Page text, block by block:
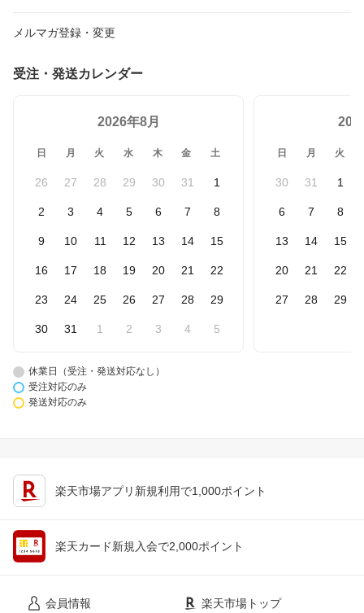
メルマガ登録・変更
受注・発送カレンダー
2026年8月
日 月 火 水 木 金 土
26 27 28 29 30 31 1
2 3 4 5 6 7 8
9 10 11 12 13 14 15
16 17 18 19 20 21 22
23 24 25 26 27 28 29
30 31 1 2 3 4 5
日 月 火
30 31 1
6 7 8
13 14 15
20 21 22
27 28 29
休業日（受注・発送対応なし）
受注対応のみ
発送対応のみ
楽天市場アプリ新規利用で1,000ポイント
楽天カード新規入会で2,000ポイント
会員情報 楽天市場トップ